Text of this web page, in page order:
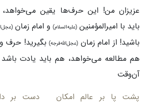
عزیزان من! این حرف‌ها یقین
باید با امیرالمؤمنین (علیه‌السلام) و امام زمان
باشید! از امام زمان (عجل‌الله‌فرجه) بگیرید! حرف
هم مطالعه می‌خواهد، هم باید یادت
آن‌وقت
پشت پا بر عالم امکان
دست بر